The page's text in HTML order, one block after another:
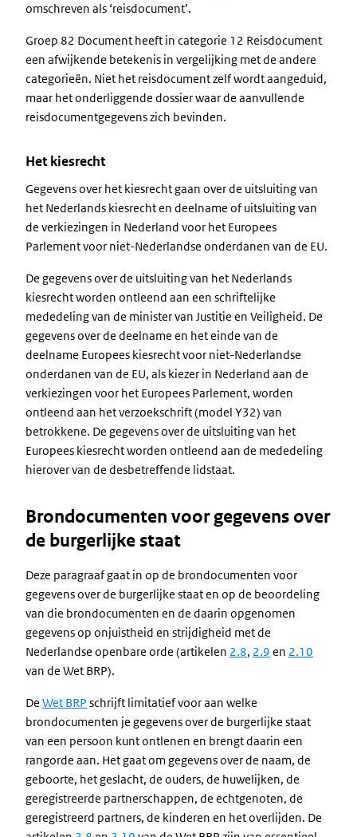
omschreven als ‘reisdocument’.
Groep 82 Document heeft in categorie 12 Reisdocument
een afwijkende betekenis in vergelijking met de andere
categorieën. Niet het reisdocument zelf wordt aangeduid,
maar het onderliggende dossier waar de aanvullende
reisdocumentgegevens zich bevinden.
Het kiesrecht
Gegevens over het kiesrecht gaan over de uitsluiting van
het Nederlands kiesrecht en deelname of uitsluiting van
de verkiezingen in Nederland voor het Europees
Parlement voor niet-Nederlandse onderdanen van de EU.
De gegevens over de uitsluiting van het Nederlands
kiesrecht worden ontleend aan een schriftelijke
mededeling van de minister van Justitie en Veiligheid. De
gegevens over de deelname en het einde van de
deelname Europees kiesrecht voor niet-Nederlandse
onderdanen van de EU, als kiezer in Nederland aan de
verkiezingen voor het Europees Parlement, worden
ontleend aan het verzoekschrift (model Y32) van
betrokkene. De gegevens over de uitsluiting van het
Europees kiesrecht worden ontleend aan de mededeling
hierover van de desbetreffende lidstaat.
Brondocumenten voor gegevens over
de burgerlijke staat
Deze paragraaf gaat in op de brondocumenten voor
gegevens over de burgerlijke staat en op de beoordeling
van die brondocumenten en de daarin opgenomen
gegevens op onjuistheid en strijdigheid met de
Nederlandse openbare orde (artikelen 2.8, 2.9 en 2.10
van de Wet BRP).
De Wet BRP schrijft limitatief voor aan welke
brondocumenten je gegevens over de burgerlijke staat
van een persoon kunt ontlenen en brengt daarin een
rangorde aan. Het gaat om gegevens over de naam, de
geboorte, het geslacht, de ouders, de huwelijken, de
geregistreerde partnerschappen, de echtgenoten, de
geregistreerd partners, de kinderen en het overlijden. De